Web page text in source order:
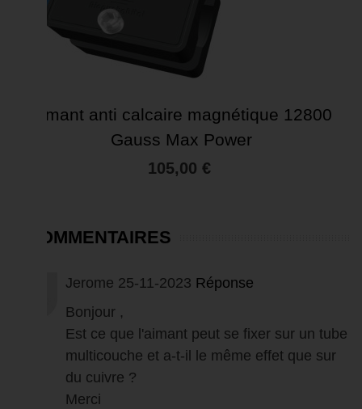
Aimant anti calcaire magnétique 12800
Gauss Max Power
105,00 €
4 COMMENTAIRES
Jerome 25-11-2023 Réponse
Bonjour ,
Est ce que l'aimant peut se fixer sur un tube
multicouche et a-t-il le même effet que sur
du cuivre ?
Merci